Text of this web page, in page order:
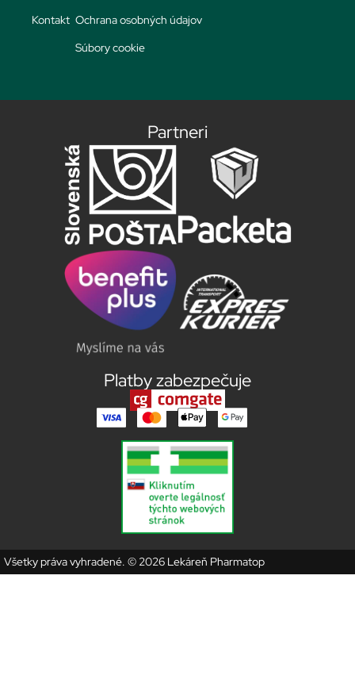
Kontakt Ochrana osobných údajov
Súbory cookie
Partneri
Platby zabezpečuje
Všetky práva vyhradené. © 2026 Lekáreň Pharmatop